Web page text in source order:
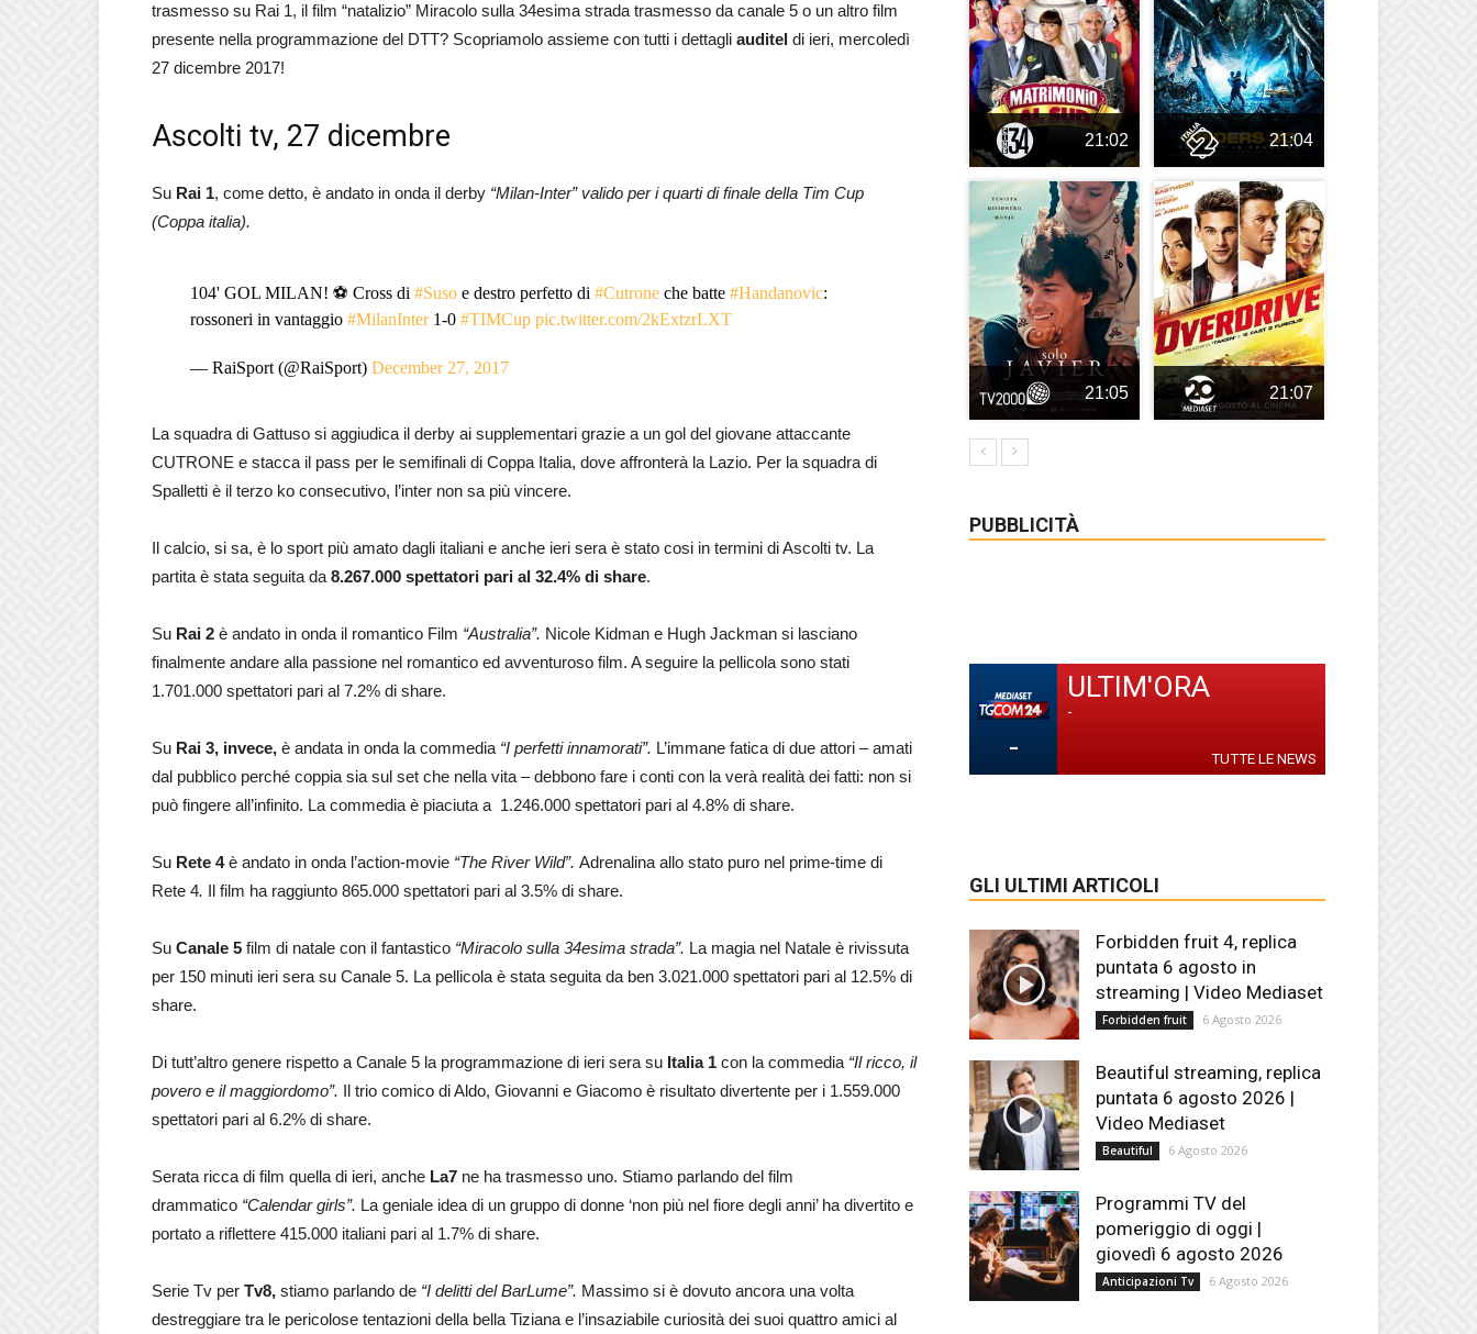
trasmesso su Rai 1, il film “natalizio” Miracolo sulla 34esima strada trasmesso da canale 5 o un altro film
presente nella programmazione del DTT? Scopriamolo assieme con tutti i dettagli auditel di ieri, mercoledì
27 dicembre 2017!
Ascolti tv, 27 dicembre
Su Rai 1, come detto, è andato in onda il derby “Milan-Inter” valido per i quarti di finale della Tim Cup
(Coppa italia).
104' GOL MILAN! ⚽ Cross di #Susoe destro perfetto di #Cutroneche batte #Handanovic:
rossoneri in vantaggio #MilanInter1-0 #TIMCup pic.twitter.com/2kExtzrLXT
— RaiSport (@RaiSport) December 27, 2017
La squadra di Gattuso si aggiudica il derby ai supplementari grazie a un gol del giovane attaccante
CUTRONE e stacca il pass per le semifinali di Coppa Italia, dove affronterà la Lazio. Per la squadra di
Spalletti è il terzo ko consecutivo, l’inter non sa più vincere.
Il calcio, si sa, è lo sport più amato dagli italiani e anche ieri sera è stato cosi in termini di Ascolti tv. La
partita è stata seguita da 8.267.000 spettatori pari al 32.4% di share.
Su Rai 2 è andato in onda il romantico Film “Australia”. Nicole Kidman e Hugh Jackman si lasciano
finalmente andare alla passione nel romantico ed avventuroso film. A seguire la pellicola sono stati
1.701.000 spettatori pari al 7.2% di share.
Su Rai 3, invece, è andata in onda la commedia “I perfetti innamorati”. L’immane fatica di due attori – amati
dal pubblico perché coppia sia sul set che nella vita – debbono fare i conti con la verà realità dei fatti: non si
può fingere all’infinito. La commedia è piaciuta a 1.246.000 spettatori pari al 4.8% di share.
Su Rete 4è andato in onda l’action-movie “The River Wild”. Adrenalina allo stato puro nel prime-time di
Rete 4. Il film ha raggiunto 865.000 spettatori pari al 3.5% di share.
Su Canale 5 film di natale con il fantastico “Miracolo sulla 34esima strada”. La magia nel Natale è rivissuta
per 150 minuti ieri sera su Canale 5. La pellicola è stata seguita da ben 3.021.000 spettatori pari al 12.5% di
share.
Di tutt’altro genere rispetto a Canale 5 la programmazione di ieri sera su Italia 1 con la commedia “Il ricco, il
povero e il maggiordomo”. Il trio comico di Aldo, Giovanni e Giacomo è risultato divertente per i 1.559.000
spettatori pari al 6.2% di share.
Serata ricca di film quella di ieri, anche La7 ne ha trasmesso uno. Stiamo parlando del film
drammatico “Calendar girls”. La geniale idea di un gruppo di donne ‘non più nel fiore degli anni’ ha divertito e
portato a riflettere 415.000 italiani pari al 1.7% di share.
Serie Tv per Tv8, stiamo parlando de “I delitti del BarLume”. Massimo si è dovuto ancora una volta
destreggiare tra le pericolose tentazioni della bella Tiziana e l’insaziabile curiosità dei suoi quattro amici al
21:02 21:04
21:05 21:07
PUBBLICITÀ
-
ULTIM'ORA
-
TUTTE LE NEWS
GLI ULTIMI ARTICOLI
Forbidden fruit 4, replica
puntata 6 agosto in
streaming | Video Mediaset
Forbidden fruit 6 Agosto 2026
Beautiful streaming, replica
puntata 6 agosto 2026 |
Video Mediaset
Beautiful 6 Agosto 2026
Programmi TV del
pomeriggio di oggi |
giovedì 6 agosto 2026
Anticipazioni Tv 6 Agosto 2026